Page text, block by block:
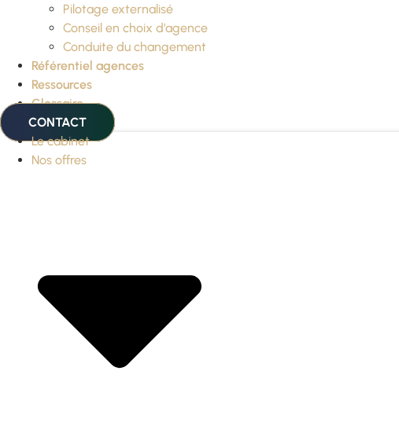
Pilotage externalisé
Conseil en choix d’agence
Conduite du changement
Référentiel agences
Ressources
Glossaire
CONTACT
Le cabinet
Nos offres